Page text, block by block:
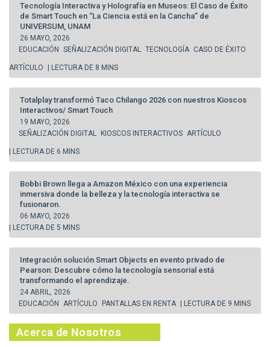
Tecnología Interactiva y Holografía en Museos: El Caso de Éxito
de Smart Touch en “La Ciencia está en la Cancha” de
UNIVERSUM, UNAM
26 MAYO, 2026
EDUCACIÓN SEÑALIZACIÓN DIGITAL TECNOLOGÍA CASO DE ÉXITO
ARTÍCULO | LECTURA DE 8 MINS
Totalplay transformó Taco Chilango 2026 con nuestros Kioscos
Interactivos/ Smart Touch
19 MAYO, 2026
SEÑALIZACIÓN DIGITAL
KIOSCOS INTERACTIVOS ARTÍCULO
| LECTURA DE 6 MINS
Bobbi Brown llega a Amazon México con una experiencia
inmersiva donde la belleza y la tecnología interactiva se
fusionaron.
06 MAYO, 2026
| LECTURA DE 5 MINS
Integración solución Smart Objects en evento privado de
Pearson: Descubre cómo la tecnología sensorial está
transformando el aprendizaje.
24 ABRIL, 2026
EDUCACIÓN
ARTÍCULO PANTALLAS EN RENTA | LECTURA DE 9 MINS
Acerca de Nosotros